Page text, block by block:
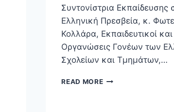
Συντονίστρια Εκπαίδευσης
Ελληνική Πρεσβεία, κ.
Κολλάρα, Εκπαιδευτικοί και
Οργανώσεις Γονέων των
Σχολείων και Τμημάτων,…
READ MORE